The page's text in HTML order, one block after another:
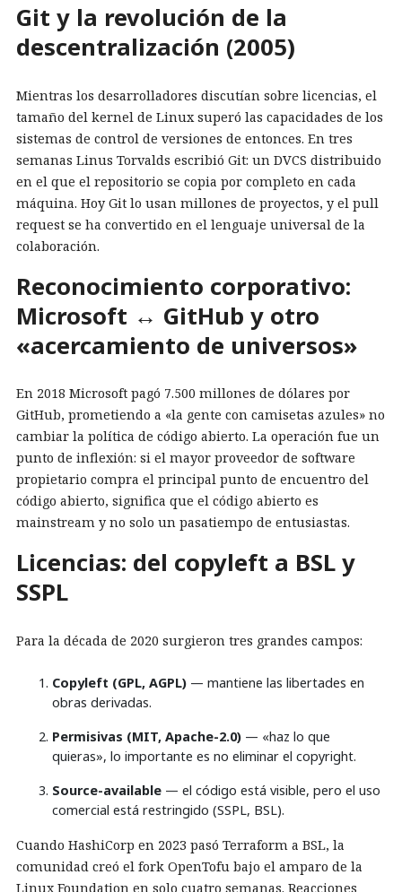
Git y la revolución de la
descentralización (2005)
Mientras los desarrolladores discutían sobre licencias, el
tamaño del kernel de Linux superó las capacidades de los
sistemas de control de versiones de entonces. En tres
semanas Linus Torvalds escribió Git: un DVCS distribuido
en el que el repositorio se copia por completo en cada
máquina. Hoy Git lo usan millones de proyectos, y el pull
request se ha convertido en el lenguaje universal de la
colaboración.
Reconocimiento corporativo:
Microsoft ↔ GitHub y otro
«acercamiento de universos»
En 2018 Microsoft pagó 7.500 millones de dólares por
GitHub, prometiendo a «la gente con camisetas azules» no
cambiar la política de código abierto. La operación fue un
punto de inflexión: si el mayor proveedor de software
propietario compra el principal punto de encuentro del
código abierto, significa que el código abierto es
mainstream y no solo un pasatiempo de entusiastas.
Licencias: del copyleft a BSL y
SSPL
Para la década de 2020 surgieron tres grandes campos:
Copyleft (GPL, AGPL) — mantiene las libertades en
obras derivadas.
Permisivas (MIT, Apache-2.0) — «haz lo que
quieras», lo importante es no eliminar el copyright.
Source-available — el código está visible, pero el uso
comercial está restringido (SSPL, BSL).
Cuando HashiCorp en 2023 pasó Terraform a BSL, la
comunidad creó el fork OpenTofu bajo el amparo de la
Linux Foundation en solo cuatro semanas. Reacciones